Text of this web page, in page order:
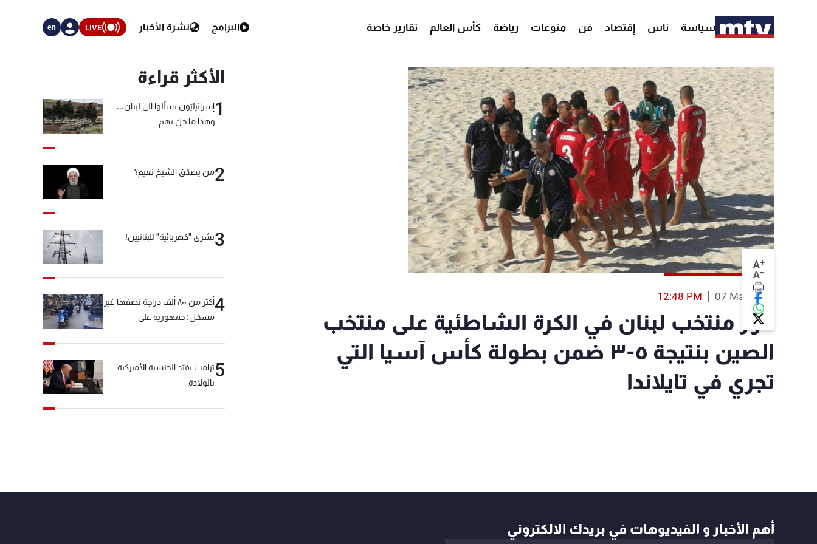
سياسة ناس إقتصاد فن منوعات رياضة كأس العالم تقارير خاصة البرامج نشرة الأخبار LIVE
en
A+
A-
07 Mar 2019
12:48 PM
فوز منتخب لبنان في الكرة الشاطئية على منتخب
الصين بنتيجة ٥-٣ ضمن بطولة كأس آسيا التي
تجري في تايلاندا
الأكثر قراءة
1إسرائيليّون تسلّلوا الى لبنان...
وهذا ما حلّ بهم
2من يصدّق الشيخ نعيم؟
3بشرى "كهربائية" للبنانيين!
4
أكثر من ٨٠٠ ألف دراجة نصفها غير
مسجّل: جمهورية على
5ترامب يقيّد الجنسية الأميركية
بالولادة
أهم الأخبار و الفيديوهات في بريدك الالكتروني